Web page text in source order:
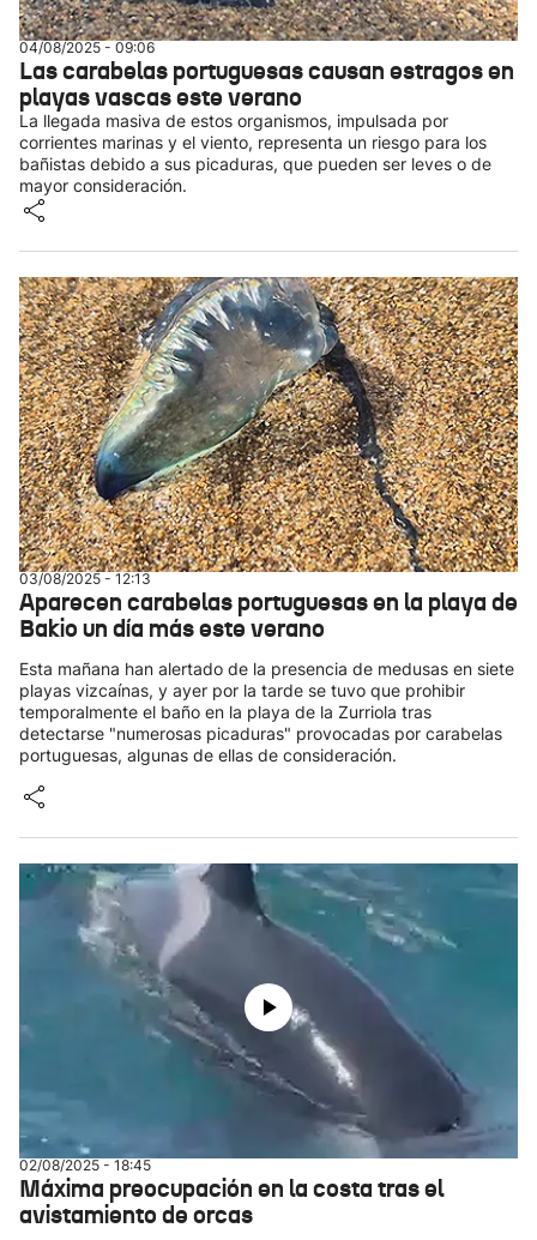
04/08/2025 - 09:06
Las carabelas portuguesas causan estragos en
playas vascas este verano
La llegada masiva de estos organismos, impulsada por
corrientes marinas y el viento, representa un riesgo para los
bañistas debido a sus picaduras, que pueden ser leves o de
mayor consideración.
03/08/2025 - 12:13
Aparecen carabelas portuguesas en la playa de
Bakio un día más este verano
Esta mañana han alertado de la presencia de medusas en siete
playas vizcaínas, y ayer por la tarde se tuvo que prohibir
temporalmente el baño en la playa de la Zurriola tras
detectarse "numerosas picaduras" provocadas por carabelas
portuguesas, algunas de ellas de consideración.
02/08/2025 - 18:45
Máxima preocupación en la costa tras el
avistamiento de orcas